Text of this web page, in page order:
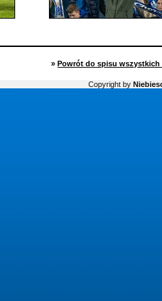
» Powrót do spisu wszystkich
Copyright by